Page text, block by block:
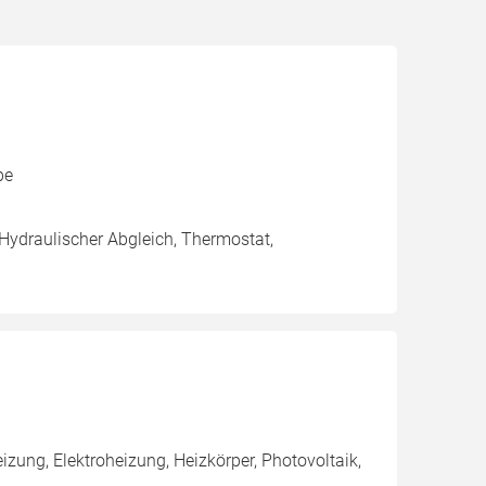
Abgleich, Thermostat,
Elektroheizung, Heizkörper, Photovoltaik,